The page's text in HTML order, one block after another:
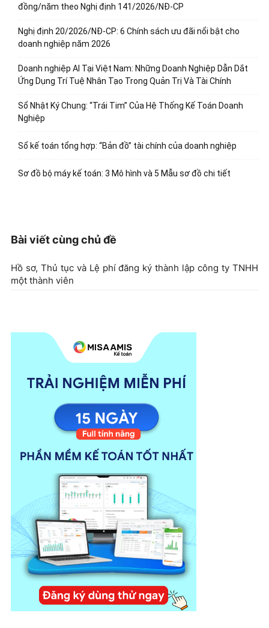
đồng/năm theo Nghị định 141/2026/NĐ-CP
Nghị định 20/2026/NĐ-CP: 6 Chính sách ưu đãi nổi bật cho
doanh nghiệp năm 2026
Doanh nghiệp AI Tại Việt Nam: Những Doanh Nghiệp Dẫn Dắt
Ứng Dụng Trí Tuệ Nhân Tạo Trong Quản Trị Và Tài Chính
Sổ Nhật Ký Chung: “Trái Tim” Của Hệ Thống Kế Toán Doanh
Nghiệp
Sổ kế toán tổng hợp: “Bản đồ” tài chính của doanh nghiệp
Sơ đồ bộ máy kế toán: 3 Mô hình và 5 Mẫu sơ đồ chi tiết
Bài viết cùng chủ đề
Hồ sơ, Thủ tục và Lệ phí đăng ký thành lập công ty TNHH
một thành viên